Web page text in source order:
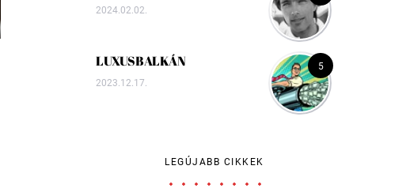
2024.02.02.
5
LUXUSBALKÁN
2023.12.17.
LEGÚJABB CIKKEK